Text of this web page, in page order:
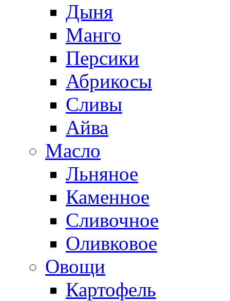
Дыня
Манго
Персики
Абрикосы
Сливы
Айва
Масло
Льняное
Каменное
Сливочное
Оливковое
Овощи
Картофель